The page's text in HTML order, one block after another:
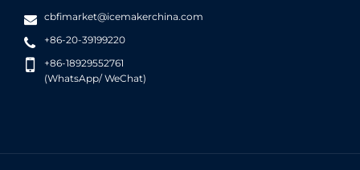
cbfimarket@icemakerchina.com
+86-20-39199220
+86-18929552761
(WhatsApp/ WeChat)